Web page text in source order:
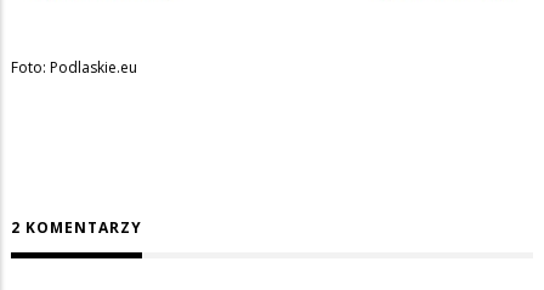
Foto: Podlaskie.eu
2 KOMENTARZY